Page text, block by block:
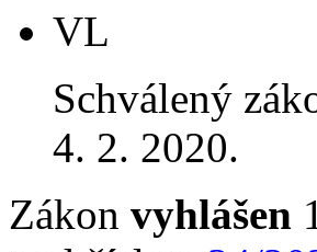
VL
Schválený
4. 2. 2020.
Zákon vyhlášen